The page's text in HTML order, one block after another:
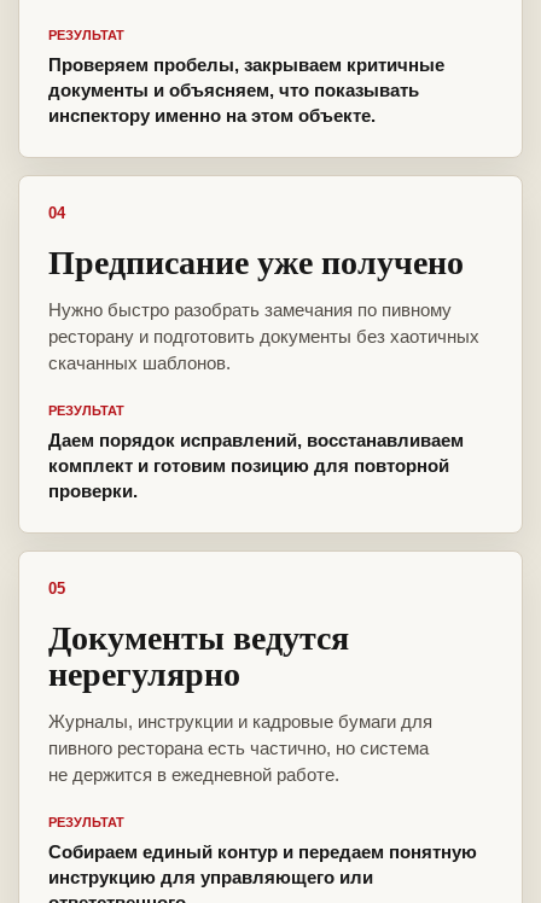
РЕЗУЛЬТАТ
Проверяем пробелы, закрываем критичные
документы и объясняем, что показывать
инспектору именно на этом объекте.
04
Предписание уже получено
Нужно быстро разобрать замечания по пивному
ресторану и подготовить документы без хаотичных
скачанных шаблонов.
РЕЗУЛЬТАТ
Даем порядок исправлений, восстанавливаем
комплект и готовим позицию для повторной
проверки.
05
Документы ведутся
нерегулярно
Журналы, инструкции и кадровые бумаги для
пивного ресторана есть частично, но система
не держится в ежедневной работе.
РЕЗУЛЬТАТ
Собираем единый контур и передаем понятную
инструкцию для управляющего или